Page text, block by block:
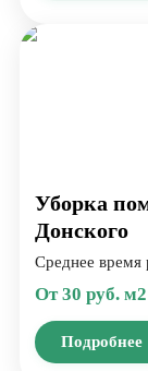
Уборка
Донского
Среднее время
От 30 руб. м2
Подробнее